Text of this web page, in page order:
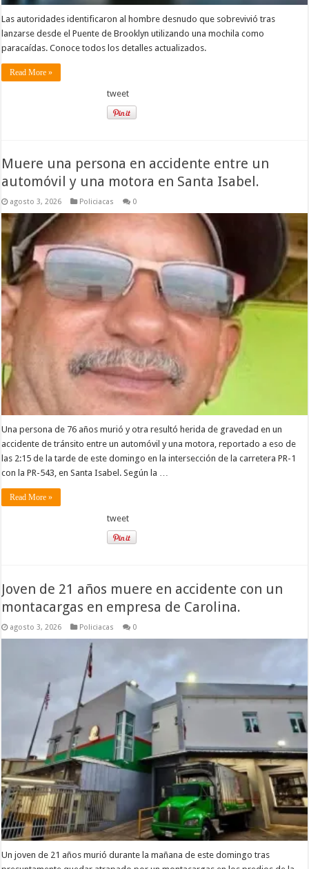
Las autoridades identificaron al hombre desnudo que sobrevivió tras
lanzarse desde el Puente de Brooklyn utilizando una mochila como
paracaídas. Conoce todos los detalles actualizados.
Read More »
tweet
Muere una persona en accidente entre un
automóvil y una motora en Santa Isabel.
agosto 3, 2026 Policiacas 0
Una persona de 76 años murió y otra resultó herida de gravedad en un
accidente de tránsito entre un automóvil y una motora, reportado a eso de
las 2:15 de la tarde de este domingo en la intersección de la carretera PR-1
con la PR-543, en Santa Isabel. Según la …
Read More »
tweet
Joven de 21 años muere en accidente con un
montacargas en empresa de Carolina.
agosto 3, 2026 Policiacas 0
Un joven de 21 años murió durante la mañana de este domingo tras